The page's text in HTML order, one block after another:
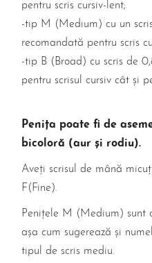
pentru scris cursiv-lent;
-tip M (Medium) cu un
recomandată pentru scris
-tip B (Broad) cu scris de
pentru scrisul cursiv cât și
Peniţa poate fi de
bicoloră (aur și rodiu).
Aveți scrisul de mână
F(Fine).
Penițele M (Medium) sunt
așa cum sugerează și
tipul de scris mediu.